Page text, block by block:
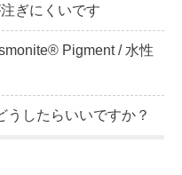
ぎにくいです
Pigment / 水性
うしたらいいですか？